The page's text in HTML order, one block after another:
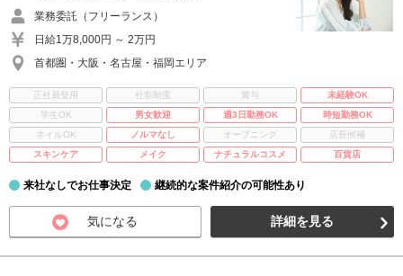
業務委託（フリーランス）
日給1万8,000円 ～ 2万円
首都圏・大阪・名古屋・福岡エリア
正社員登用 社割制度 賞与
未経験OK
学生OK
男女歓迎 週3日勤務OK
時短勤務OK
ネイルOK
ノルマなし オープニング
店長候補
スキンケア
メイク ナチュラルコスメ 百貨店
来社なしでお仕事決定 継続的な案件紹介の可能性あり
気になる 詳細を見る